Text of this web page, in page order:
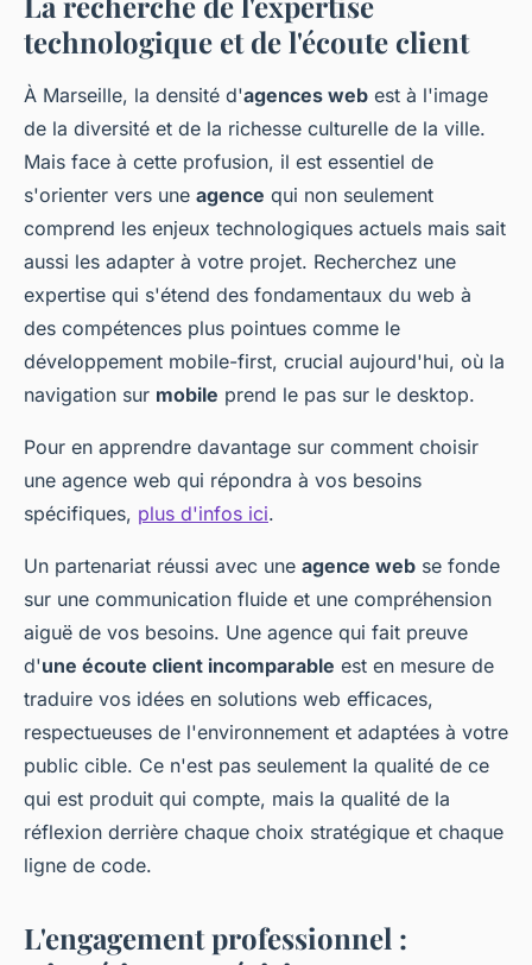
technologique et de l'écoute client
À Marseille, la densité d'agences web est à l'image
de la diversité et de la richesse culturelle de la ville.
Mais face à cette profusion, il est essentiel de
s'orienter vers une agence qui non seulement
comprend les enjeux technologiques actuels mais sait
aussi les adapter à votre projet. Recherchez une
expertise qui s'étend des fondamentaux du web à
des compétences plus pointues comme le
développement mobile-first, crucial aujourd'hui, où la
navigation sur mobile prend le pas sur le desktop.
Pour en apprendre davantage sur comment choisir
une agence web qui répondra à vos besoins
spécifiques, plus d'infos ici.
Un partenariat réussi avec une agence web se fonde
sur une communication fluide et une compréhension
aiguë de vos besoins. Une agence qui fait preuve
d'une écoute client incomparable est en mesure de
traduire vos idées en solutions web efficaces,
respectueuses de l'environnement et adaptées à votre
public cible. Ce n'est pas seulement la qualité de ce
qui est produit qui compte, mais la qualité de la
réflexion derrière chaque choix stratégique et chaque
ligne de code.
L'engagement professionnel :